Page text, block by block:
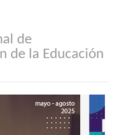
de
de la Educación